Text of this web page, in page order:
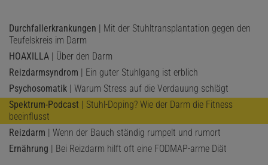
Das könnte Sie auch interessieren:
Digitalpaket: Das Gehirn
Durchfallerkrankungen | Mit der Stuhltransplantation gegen den
Teufelskreis im Darm
HOAXILLA | Über den Darm
Reizdarmsyndrom | Ein guter Stuhlgang ist erblich
Psychosomatik | Warum Stress auf die Verdauung schlägt
Spektrum-Podcast | Stuhl-Doping? Wie der Darm die Fitness
beeinflusst
Reizdarm | Wenn der Bauch ständig rumpelt und rumort
Ernährung | Bei Reizdarm hilft oft eine FODMAP-arme Diät